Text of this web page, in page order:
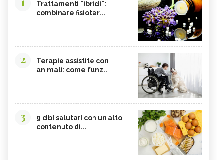
Trattamenti "ibridi":
combinare fisioter...
2
Terapie assistite con
animali: come funz...
3
9 cibi salutari con un alto
contenuto di...